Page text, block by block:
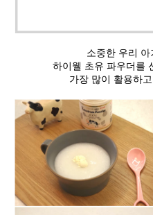
소중한 우리
하이웰 초유 파우더를
가장 많이 활용하